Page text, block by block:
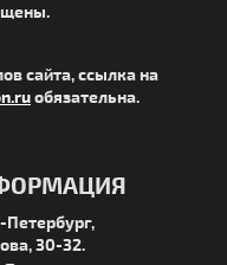
сайта, ссылка на
обязательна.
Петербург,
30-32.